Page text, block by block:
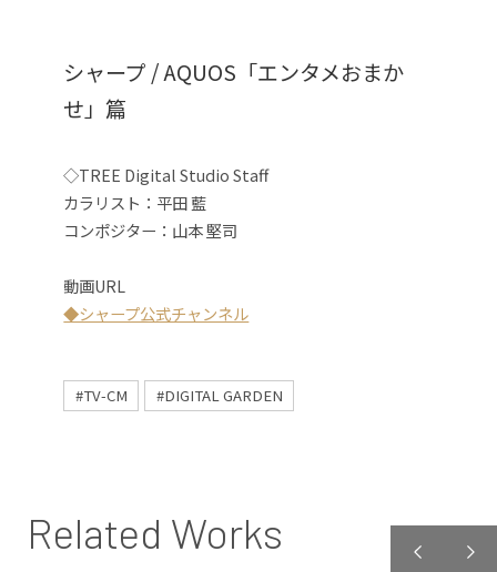
シャープ / AQUOS「エンタメおまか
せ」篇
◇TREE Digital Studio Staff
カラリスト：平田 藍
コンポジター ：山本 堅司
動画URL
◆シャープ公式チャンネル
#TV-CM #DIGITAL GARDEN
Related Works